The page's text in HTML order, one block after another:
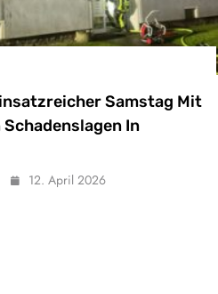
Samstag Mit
In
12. April 2026